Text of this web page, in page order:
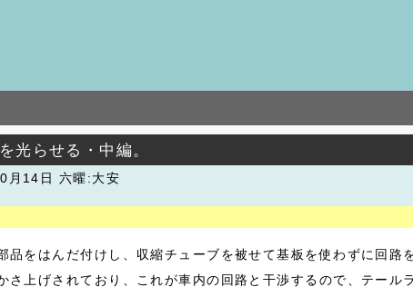
光らせる・中編。
月14日 六曜:大安
をはんだ付けし、収縮チューブを被せて基板を使わずに回路
さ上げされており、これが車内の回路と干渉するので、テー